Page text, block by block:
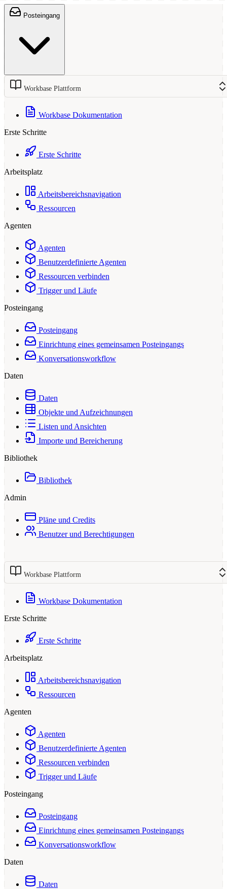
Posteingang
Workbase Plattform
Workbase Dokumentation
Erste Schritte
Erste Schritte
Arbeitsplatz
Arbeitsbereichsnavigation
Ressourcen
Agenten
Agenten
Benutzerdefinierte Agenten
Ressourcen verbinden
Trigger und Läufe
Posteingang
Posteingang
Einrichtung eines gemeinsamen Posteingangs
Konversationsworkflow
Daten
Daten
Objekte und Aufzeichnungen
Listen und Ansichten
Importe und Bereicherung
Bibliothek
Bibliothek
Admin
Pläne und Credits
Benutzer und Berechtigungen
Workbase Plattform
Workbase Dokumentation
Erste Schritte
Erste Schritte
Arbeitsplatz
Arbeitsbereichsnavigation
Ressourcen
Agenten
Agenten
Benutzerdefinierte Agenten
Ressourcen verbinden
Trigger und Läufe
Posteingang
Posteingang
Einrichtung eines gemeinsamen Posteingangs
Konversationsworkflow
Daten
Daten